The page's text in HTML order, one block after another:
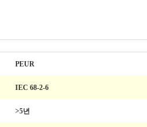
PEUR
IEC 68-2-6
>5년